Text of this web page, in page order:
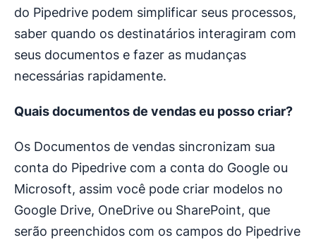
do Pipedrive podem simplificar seus processos,
saber quando os destinatários interagiram com
seus documentos e fazer as mudanças
necessárias rapidamente.
Quais documentos de vendas eu posso criar?
Os Documentos de vendas sincronizam sua
conta do Pipedrive com a conta do Google ou
Microsoft, assim você pode criar modelos no
Google Drive, OneDrive ou SharePoint, que
serão preenchidos com os campos do Pipedrive